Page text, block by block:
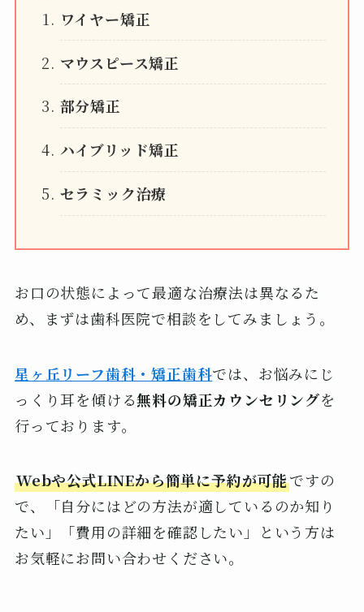
ワイヤー矯正
マウスピース矯正
部分矯正
ハイブリッド矯正
セラミック治療
お口の状態によって最適な治療法は異なるた
め、まずは歯科医院で相談をしてみましょう。
星ヶ丘リーフ歯科・矯正歯科では、お悩みにじ
っくり耳を傾ける無料の矯正カウンセリングを
行っております。
Webや公式LINEから簡単に予約が可能ですの
で、「自分にはどの方法が適しているのか知り
たい」「費用の詳細を確認したい」という方は
お気軽にお問い合わせください。